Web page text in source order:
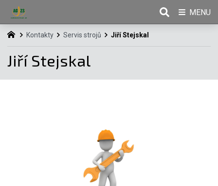
Kontakty Servis strojů Jiří Stejskal
Jiří Stejskal
MENU